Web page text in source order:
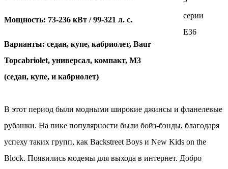
Мощность: 73-236 кВт / 99-321 л. с.
Варианты: седан, купе, кабриолет, Baur
Topcabriolet, универсал, компакт, М3
(седан, купе, и кабриолет)
В этот период были модными широкие джинсы и фланелевые
рубашки. На пике популярности были бойз-бэнды, благодаря
успеху таких групп, как Backstreet Boys и New Kids on the
Block. Появились модемы для выхода в интернет. Добро